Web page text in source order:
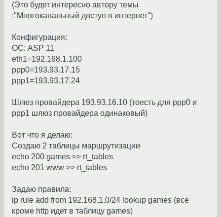
(Это будет интересно автору темы
:"Многоканальный доступ в интернет")
Конфигурация:
ОС: ASP 11
eth1=192.168.1.100
ppp0=193.93.17.15
ppp1=193.93.17.24
Шлюз провайдера 193.93.16.10 (тоесть для ppp0 и
ppp1 шлюз провайдера одинаковый)
Вот что я делаю:
Создаю 2 таблицы маршрутизации
echo 200 games >> rt_tables
echo 201 www >> rt_tables
Задаю правила:
ip rule add from 192.168.1.0/24 lookup games (все
кроме http идет в таблицу games)